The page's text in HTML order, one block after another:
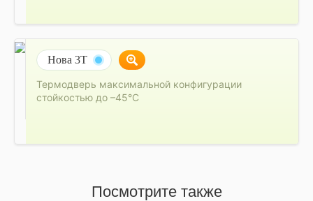
Нова 3Т
Термодверь максимальной конфигурации
стойкостью до –45°C
Посмотрите также